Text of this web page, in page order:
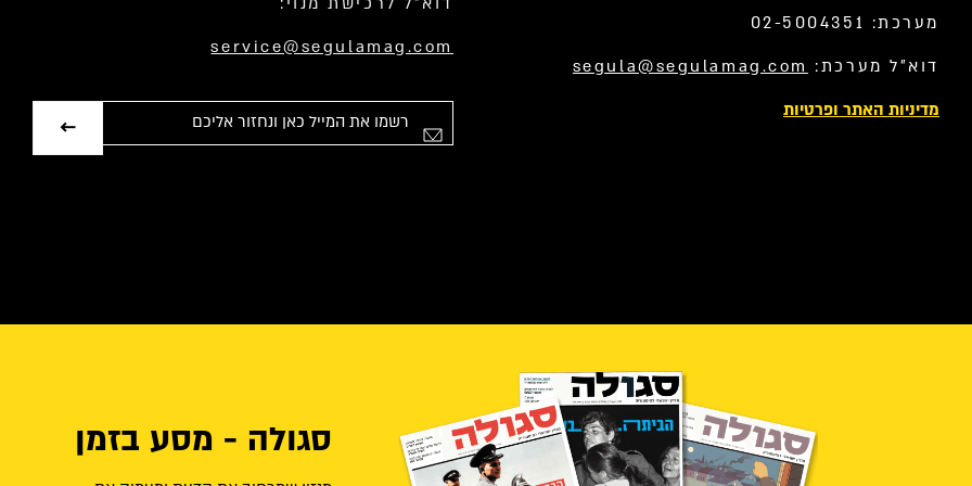
מערכת: 02-5004351
דוא”ל מערכת: segula@segulamag.com
מדיניות האתר ופרטיות
service@segulamag.com
סגולה - מסע בזמן